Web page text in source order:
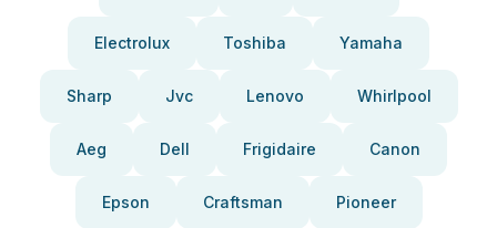
Electrolux Toshiba Yamaha
Sharp Jvc Lenovo Whirlpool
Aeg Dell Frigidaire Canon
Epson Craftsman Pioneer